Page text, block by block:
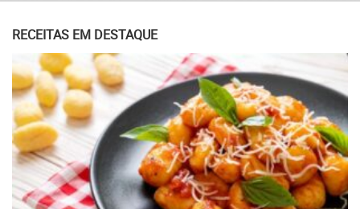
RECEITAS EM DESTAQUE